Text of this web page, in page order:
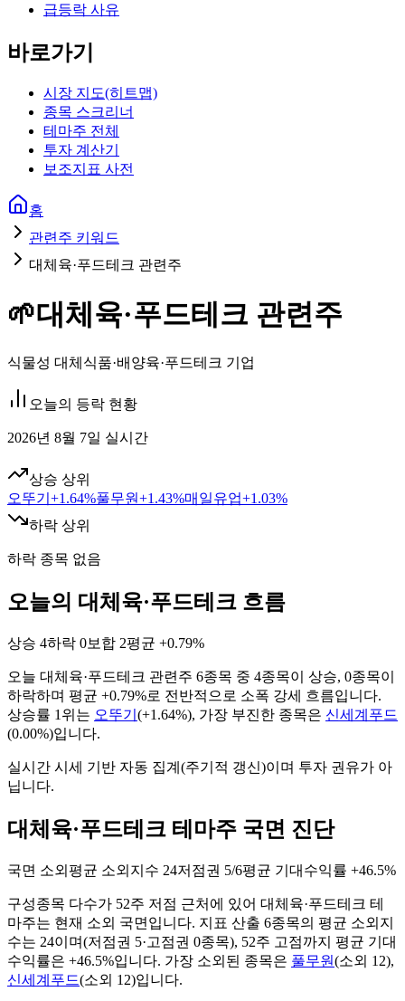
급등락 사유
바로가기
시장 지도(히트맵)
종목 스크리너
테마주 전체
투자 계산기
보조지표 사전
홈
관련주 키워드
대체육·푸드테크 관련주
🌱대체육·푸드테크 관련주
식물성 대체식품·배양육·푸드테크 기업
오늘의 등락 현황
2026년 8월 7일 실시간
상승 상위
오뚜기 +1.64%풀무원+1.43%매일유업+1.03%
하락 상위
하락 종목 없음
오늘의 대체육·푸드테크 흐름
상승 4하락 0보합 2평균 +0.79%
오늘 대체육·푸드테크 관련주 6종목 중 4종목이 상승, 0종목이
하락하며 평균 +0.79%로 전반적으로 소폭 강세 흐름입니다.
상승률 1위는 오뚜기 (+1.64%), 가장 부진한 종목은 신세계푸드
(0.00%)입니다.
실시간 시세 기반 자동 집계(주기적 갱신)이며 투자 권유가 아
닙니다.
대체육·푸드테크 테마주 국면 진단
국면 소외 평균 소외지수 24저점권 5/6평균 기대수익률 +46.5%
구성종목 다수가 52주 저점 근처에 있어 대체육·푸드테크 테
마주는 현재 소외 국면입니다. 지표 산출 6종목의 평균 소외지
수는 24이며(저점권 5·고점권 0종목), 52주 고점까지 평균 기대
수익률은 +46.5%입니다. 가장 소외된 종목은 풀무원(소외 12),
신세계푸드(소외 12)입니다.